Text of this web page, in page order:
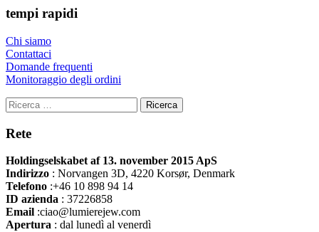
tempi rapidi
Chi siamo
Contattaci
Domande frequenti
Monitoraggio degli ordini
Ricerca
Rete
Holdingselskabet af 13. november 2015 ApS
Indirizzo : Norvangen 3D, 4220 Korsør, Denmark
Telefono :+46 10 898 94 14
ID azienda : 37226858
Email :ciao@lumierejew.com
Apertura : dal lunedì al venerdì